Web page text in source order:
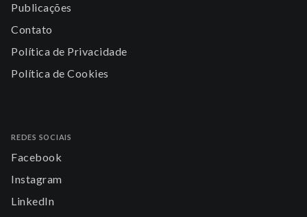
Publicações
Contato
Política de Privacidade
Política de Cookies
REDES SOCIAIS
Facebook
Instagram
LinkedIn